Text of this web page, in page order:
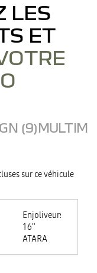
LES
ET
(9)
sur ce véhicule
Enjoliveurs
16"
ATARA